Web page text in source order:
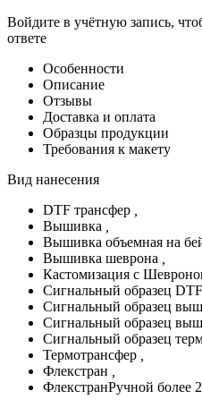
Войдите в учётную запись,
ответе
Особенности
Описание
Отзывы
Доставка и оплата
Образцы продукции
Требования к макету
Вид нанесения
DTF трансфер
Вышивка
Вышивка объемная на
Вышивка шеврона
Кастомизация с
Сигнальный образец DTF
Сигнальный образец
Сигнальный образец
Сигнальный образец
Термотрансфер
Флекстран
ФлекстранРучной более